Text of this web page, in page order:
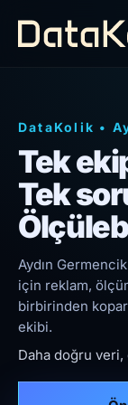
DataKolik •
Tek
Tek
Aydın
için reklam,
birbirinden
ekibi.
Daha doğru